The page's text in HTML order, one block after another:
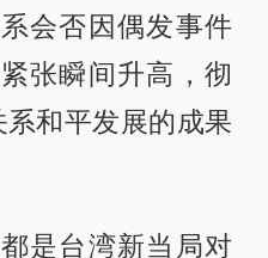
会否因偶发事件
张瞬间升高，彻
和平发展的成果
是台湾新当局对